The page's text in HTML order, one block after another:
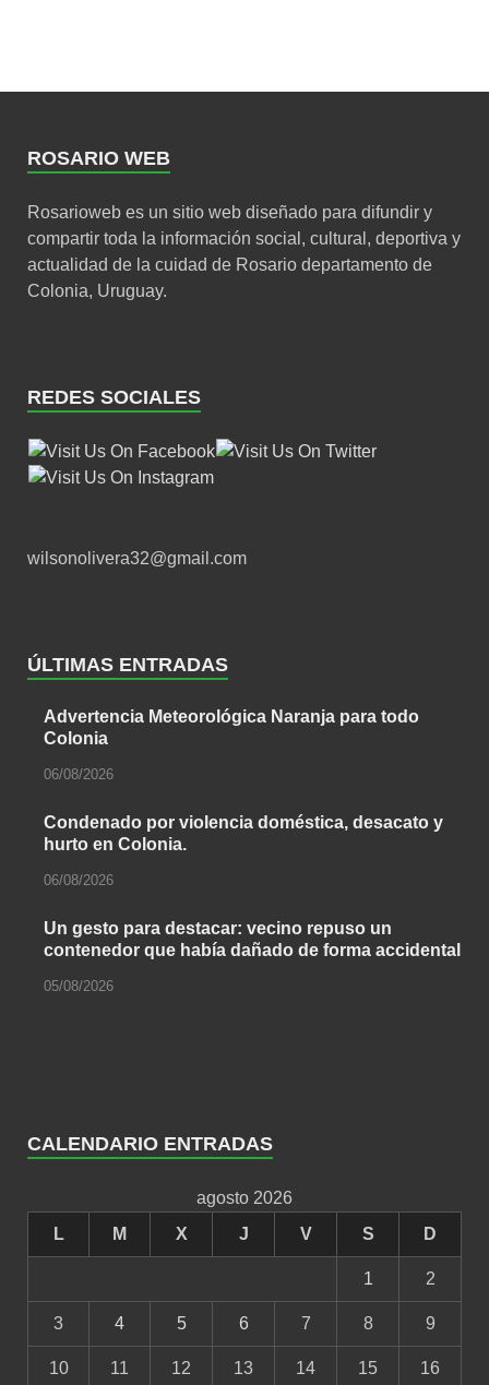
ROSARIO WEB
Rosarioweb es un sitio web diseñado para difundir y
compartir toda la información social, cultural, deportiva y
actualidad de la cuidad de Rosario departamento de
Colonia, Uruguay.
REDES SOCIALES
wilsonolivera32@gmail.com
ÚLTIMAS ENTRADAS
Advertencia Meteorológica Naranja para todo
Colonia
06/08/2026
Condenado por violencia doméstica, desacato y
hurto en Colonia.
06/08/2026
Un gesto para destacar: vecino repuso un
contenedor que había dañado de forma accidental
05/08/2026
CALENDARIO ENTRADAS
agosto 2026
L
M X J V S D
1 2
3 4 5 6 7 8 9
10 11 12 13 14 15 16